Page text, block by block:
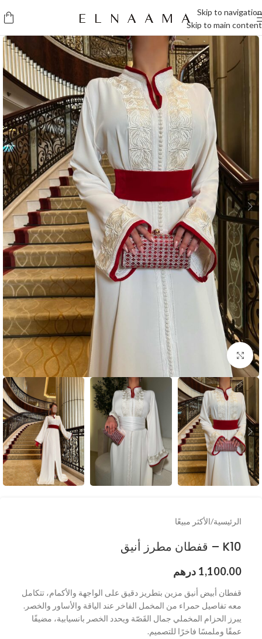
Skip to navigation
Skip to main content
Click to enlarge
الرئيسية/الأكثر مبيعًا
K10 – قفطان مطرز أنيق
1,100.00 درهم
قفطان أبيض أنيق مزين بتطريز دقيق على الواجهة والأكمام، تتكامل
معه تفاصيل حمراء من المخمل الفاخر عند الياقة والأساور والخصر.
يبرز الحزام المخملي جمال القَصّة ويحدد الخصر بانسيابية، مضيفًا
عمقًا وملمسًا فاخرًا للتصميم.